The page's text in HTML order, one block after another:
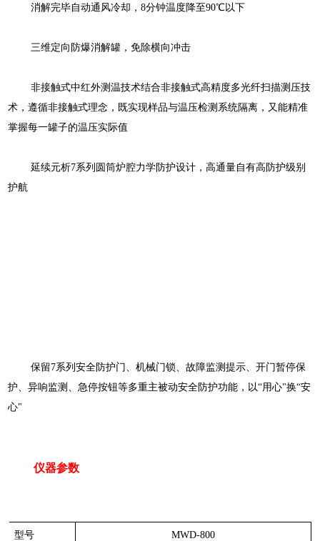
消解完毕自动通风冷却，8分钟温度降至90℃以下
三维定向防爆消解罐，免除横向冲击
非接触式中红外测温技术结合非接触式高精度多光纤扫描测压技
术，遵循非接触式理念，既实现样品与温压检测系统隔离，又能精准
掌握每一罐子的温压实际值
延续元析7系列圆筒炉腔力学防护设计，高通量自有高防护级别
护航
保留7系列安全防护门、机械门锁、故障监测提示、开门暂停保
护、异响监测、急停按钮等多重主被动安全防护功能，以“用心"换“安
心"
仪器参数
型号 MWD-800